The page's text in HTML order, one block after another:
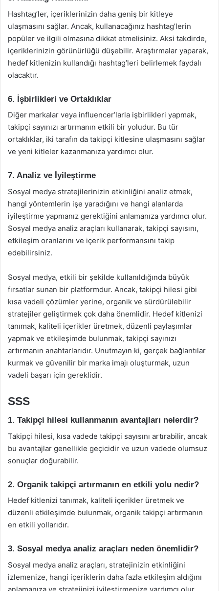
Hashtag’ler, içeriklerinizin daha geniş bir kitleye
ulaşmasını sağlar. Ancak, kullanacağınız hashtag’lerin
popüler ve ilgili olmasına dikkat etmelisiniz. Aksi takdirde,
içeriklerinizin görünürlüğü düşebilir. Araştırmalar yaparak,
hedef kitlenizin kullandığı hashtag’leri belirlemek faydalı
olacaktır.
6. İşbirlikleri ve Ortaklıklar
Diğer markalar veya influencer’larla işbirlikleri yapmak,
takipçi sayınızı artırmanın etkili bir yoludur. Bu tür
ortaklıklar, iki tarafın da takipçi kitlesine ulaşmasını sağlar
ve yeni kitleler kazanmanıza yardımcı olur.
7. Analiz ve İyileştirme
Sosyal medya stratejilerinizin etkinliğini analiz etmek,
hangi yöntemlerin işe yaradığını ve hangi alanlarda
iyileştirme yapmanız gerektiğini anlamanıza yardımcı olur.
Sosyal medya analiz araçları kullanarak, takipçi sayısını,
etkileşim oranlarını ve içerik performansını takip
edebilirsiniz.
Sosyal medya, etkili bir şekilde kullanıldığında büyük
fırsatlar sunan bir platformdur. Ancak, takipçi hilesi gibi
kısa vadeli çözümler yerine, organik ve sürdürülebilir
stratejiler geliştirmek çok daha önemlidir. Hedef kitlenizi
tanımak, kaliteli içerikler üretmek, düzenli paylaşımlar
yapmak ve etkileşimde bulunmak, takipçi sayınızı
artırmanın anahtarlarıdır. Unutmayın ki, gerçek bağlantılar
kurmak ve güvenilir bir marka imajı oluşturmak, uzun
vadeli başarı için gereklidir.
SSS
1. Takipçi hilesi kullanmanın avantajları nelerdir?
Takipçi hilesi, kısa vadede takipçi sayısını artırabilir, ancak
bu avantajlar genellikle geçicidir ve uzun vadede olumsuz
sonuçlar doğurabilir.
2. Organik takipçi artırmanın en etkili yolu nedir?
Hedef kitlenizi tanımak, kaliteli içerikler üretmek ve
düzenli etkileşimde bulunmak, organik takipçi artırmanın
en etkili yollarıdır.
3. Sosyal medya analiz araçları neden önemlidir?
Sosyal medya analiz araçları, stratejinizin etkinliğini
izlemenize, hangi içeriklerin daha fazla etkileşim aldığını
anlamanıza ve stratejinizi iyileştirmenize yardımcı olur.